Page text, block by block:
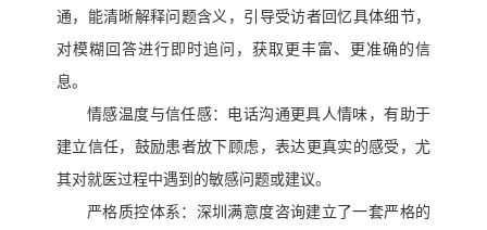
通，能清晰解释问题含义，引导受访者回忆具体细节，
对模糊回答进行即时追问，获取更丰富、更准确的信
息。
情感温度与信任感：电话沟通更具人情味，有助于
建立信任，鼓励患者放下顾虑，表达更真实的感受，尤
其对就医过程中遇到的敏感问题或建议。
严格质控体系：深圳满意度咨询建立了一套严格的